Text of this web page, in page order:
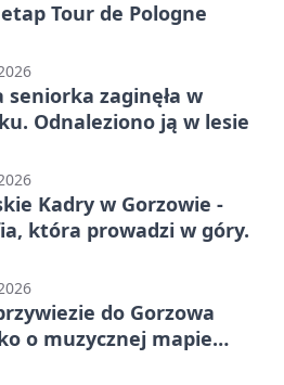
Tour de Pologne
seniorka zaginęła w
Odnaleziono ją w lesie
Kadry w Gorzowie -
która prowadzi w góry.
do Gorzowa
o muzycznej mapie